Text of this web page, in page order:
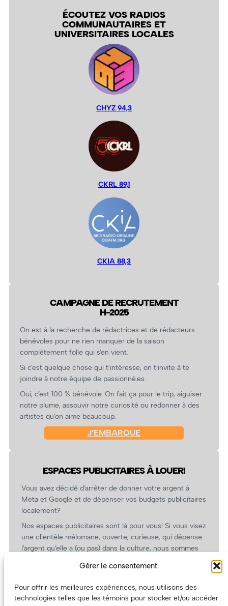
Gérer le consentement
Pour offrir les meilleures expériences, nous utilisons des
technologies telles que les témoins pour stocker et/ou accéder
ÉCOUTEZ VOS RADIOS
COMMUNAUTAIRES ET
UNIVERSITAIRES LOCALES
CHYZ 94,3
CKRL 89,1
CKIA 88,3
CAMPAGNE DE RECRUTEMENT
H-2025
On est à la recherche de rédactrices et de rédacteurs
bénévoles pour ne rien manquer de la saison
complètement folle qui s’en vient.
Si c’est quelque chose qui t’intéresse, on t’invite à te
joindre à notre équipe de passionné.es.
Oui, c’est 100 % bénévole. On fait ça pour le trip, aiguiser
notre plume, assouvir notre curiosité ou redonner à des
artistes qu’on aime beaucoup.
J’EMBARQUE
ESPACES PUBLICITAIRES À LOUER!
Vous avez décidé d’arrêter de donner votre argent à
Meta et Google et de dépenser vos budgets publicitaires
localement?
Nos espaces publicitaires sont là pour vous! Si vous visez
une clientèle mélomane, ouverte, curieuse, qui dépense
l’argent qu’elle a (ou pas) dans la culture, nous sommes
revient.
(Oui, on va avoir des tarifs spéciaux pour vous, les